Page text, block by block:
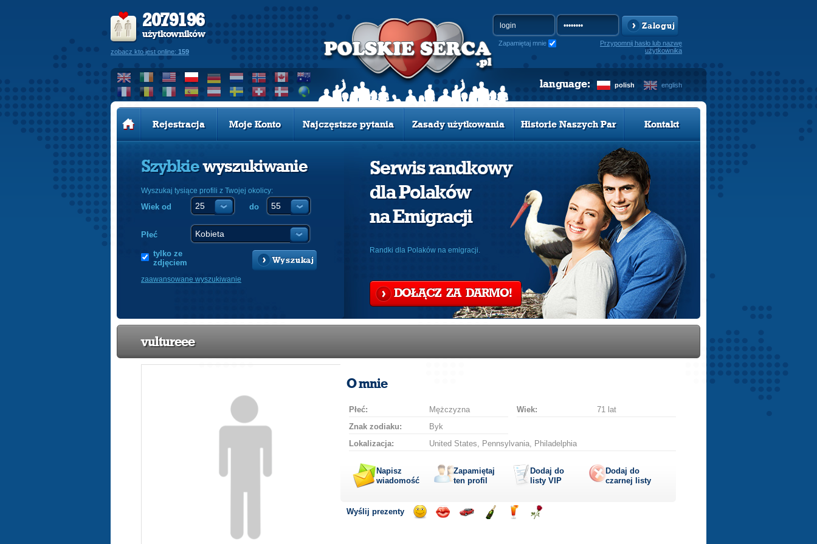
2079196
użytkowników
zobacz kto jest online: 159
Zaloguj
Zapamiętaj mnie
Przypomnij hasło lub nazwę
użytkownika
polish english
language:
Rejestracja Moje Konto Najczęstsze pytania Zasady użytkowania Historie Naszych Par Kontakt
Szybkiewyszukiwanie
Wyszukaj tysiące profili z Twojej okolicy:
Wiek od do
Płeć
tylko ze
zdjęciem
Wyszukaj
zaawansowane wyszukiwanie
Serwis randkowy
dla Polaków
na Emigracji
Randki dla Polaków na emigracji.
DOŁĄCZ ZA DARMO!
vultureee
O mnie
Płeć: Mężczyzna Wiek:
71 lat
Znak zodiaku:
Byk
Lokalizacja:
United States, Pennsylvania, Philadelphia
Napisz
wiadomość
Zapamiętaj
ten profil
Dodaj do
listy VIP
Dodaj do
czarnej listy
Wyślij prezenty